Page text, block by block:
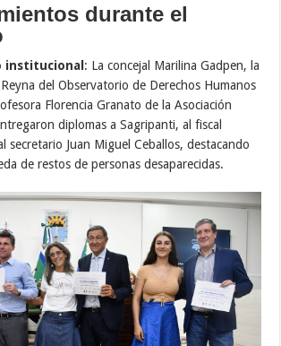
durante el
institucional : La concejal Marilina Gadpen, la
del Observatorio de Derechos Humanos
Florencia Granato de la Asociación
diplomas a Sagripanti, al fiscal
secretario Juan Miguel Ceballos, destacando
de restos de personas desaparecidas.